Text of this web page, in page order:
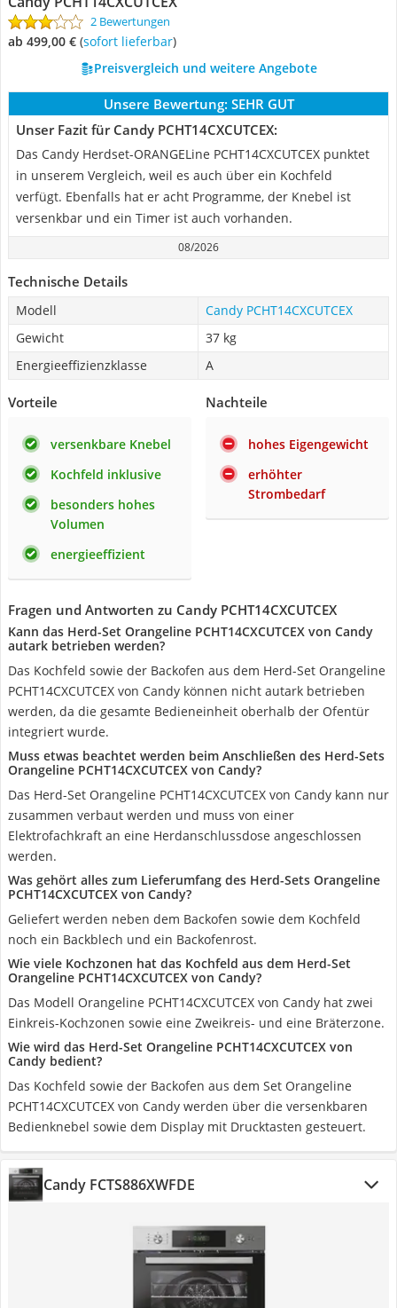
2 Bewertungen
ab 499,00 € ( Sofort lieferbar)
Preisvergleich und weitere Angebote
Unsere Bewertung: SEHR GUT
Unser Fazit für Candy PCHT14CXCUTCEX:
Das Candy Herdset-ORANGELine PCHT14CXCUTCEX punktet
in unserem Vergleich, weil es auch über ein Kochfeld
verfügt. Ebenfalls hat er acht Programme, der Knebel ist
versenkbar und ein Timer ist auch vorhanden.
08/2026
Technische Details
Modell
Candy PCHT14CXCUTCEX
Gewicht
37 kg
Energieeffizienzklasse
A
Vorteile
versenkbare Knebel
Kochfeld inklusive
besonders hohes
Volumen
energieeffizient
Nachteile
hohes Eigengewicht
erhöhter
Strombedarf
Fragen und Antworten zu Candy PCHT14CXCUTCEX
Kann das Herd-Set Orangeline PCHT14CXCUTCEX von Candy
autark betrieben werden?
Das Kochfeld sowie der Backofen aus dem Herd-Set Orangeline
PCHT14CXCUTCEX von Candy können nicht autark betrieben
werden, da die gesamte Bedieneinheit oberhalb der Ofentür
integriert wurde.
Muss etwas beachtet werden beim Anschließen des Herd-Sets
Orangeline PCHT14CXCUTCEX von Candy?
Das Herd-Set Orangeline PCHT14CXCUTCEX von Candy kann nur
zusammen verbaut werden und muss von einer
Elektrofachkraft an eine Herdanschlussdose angeschlossen
werden.
Was gehört alles zum Lieferumfang des Herd-Sets Orangeline
PCHT14CXCUTCEX von Candy?
Geliefert werden neben dem Backofen sowie dem Kochfeld
noch ein Backblech und ein Backofenrost.
Wie viele Kochzonen hat das Kochfeld aus dem Herd-Set
Orangeline PCHT14CXCUTCEX von Candy?
Das Modell Orangeline PCHT14CXCUTCEX von Candy hat zwei
Einkreis-Kochzonen sowie eine Zweikreis- und eine Bräterzone.
Wie wird das Herd-Set Orangeline PCHT14CXCUTCEX von
Candy bedient?
Das Kochfeld sowie der Backofen aus dem Set Orangeline
PCHT14CXCUTCEX von Candy werden über die versenkbaren
Bedienknebel sowie dem Display mit Drucktasten gesteuert.
Candy FCTS886XWFDE